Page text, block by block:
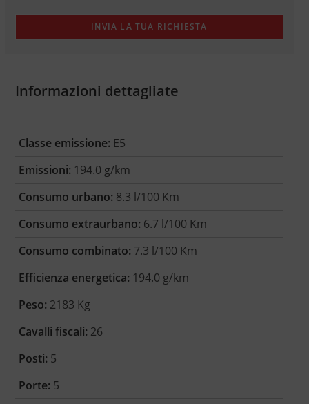
Informazioni dettagliate
Classe emissione: E5
Emissioni: 194.0 g/km
Consumo urbano: 8.3 l/100 Km
Consumo extraurbano: 6.7 l/100 Km
Consumo combinato: 7.3 l/100 Km
Efficienza energetica: 194.0 g/km
Peso: 2183 Kg
Cavalli fiscali: 26
Posti: 5
Porte: 5